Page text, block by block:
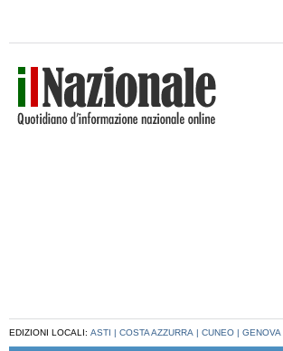
EDIZIONI LOCALI: ASTI | COSTA AZZURRA | CUNEO | GENOVA